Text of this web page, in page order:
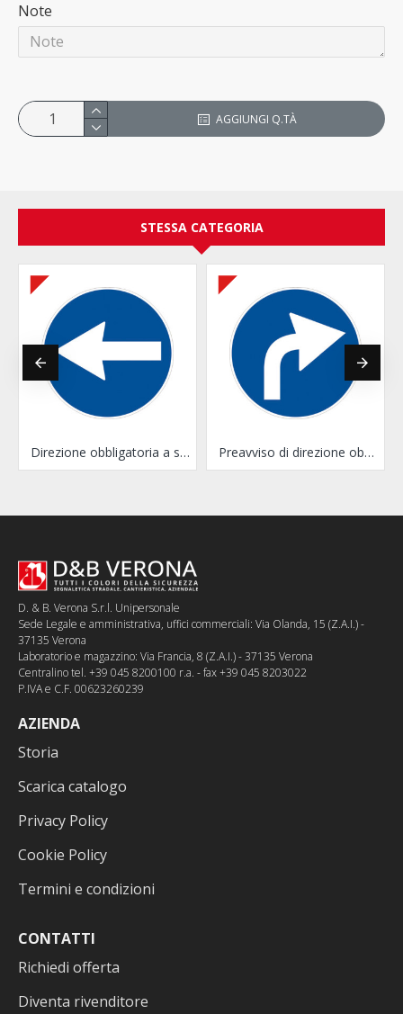
Note
AGGIUNGI Q.TÀ
STESSA CATEGORIA
Direzione obbligatoria a sinistra Preavviso di direzione obbligatoria a destra
D. & B. Verona S.r.l. Unipersonale
Sede Legale e amministrativa, uffici commerciali: Via Olanda, 15 (Z.A.I.) -
37135 Verona
Laboratorio e magazzino: Via Francia, 8 (Z.A.I.) - 37135 Verona
Centralino tel. +39 045 8200100 r.a. - fax +39 045 8203022
P.IVA e C.F. 00623260239
AZIENDA
Storia
Scarica catalogo
Privacy Policy
Cookie Policy
Termini e condizioni
CONTATTI
Richiedi offerta
Diventa rivenditore